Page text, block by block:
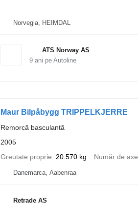
Norvegia, HEIMDAL
ATS Norway AS
9ani pe Autoline
Maur Bilpåbygg TRIPPELKJERRE
Remorcă basculantă
2005
Greutate proprie
20.570 kg Număr de axe
Danemarca, Aabenraa
Retrade AS